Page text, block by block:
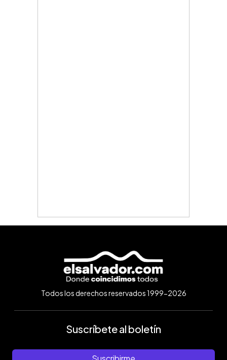
Todos los derechos reservados 1999-2026
Suscríbete al boletín